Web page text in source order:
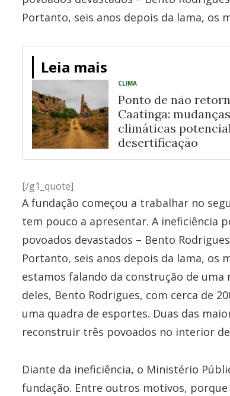
Portanto, seis anos depois da lama, os
Leia mais
CLIMA
Ponto de não
Caatinga: mudanças
climáticas
desertificação
[/g1_quote]
A fundação começou a trabalhar no
tem pouco a apresentar. A ineficiência
povoados devastados – Bento
Portanto, seis anos depois da lama, os
estamos falando da construção de uma
deles, Bento Rodrigues, com cerca de
uma quadra de esportes. Duas das
reconstruir três povoados no interior de
Diante da ineficiência, o Ministério
fundação. Entre outros motivos,